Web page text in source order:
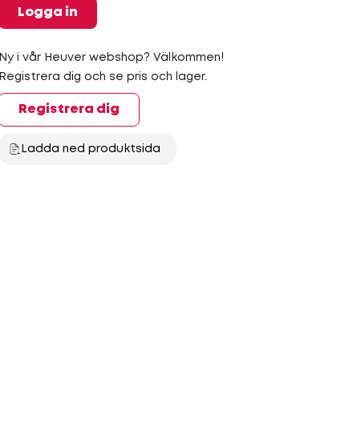
Logga in
Ny i vår Heuver webshop? Välkommen!
Registrera dig och se pris och lager.
Registrera dig
Ladda ned produktsida